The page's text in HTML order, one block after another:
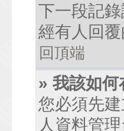
下一段記
經有人回覆
回頂端
» 我該如
您必須先
人資料管